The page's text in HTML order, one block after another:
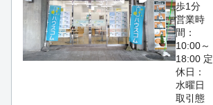
歩1分
営業時
間：
10:00～
18:00 定
休日：
水曜日
取引態